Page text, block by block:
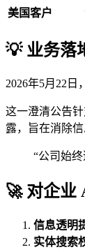
美国客户
💡 业务落
2026年5月22日，
这一澄清公告
露，旨在消除
“公司始
🚀 对企业
信息透明
实体搜索